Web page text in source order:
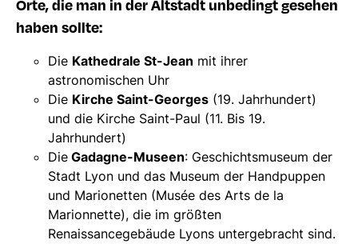
Orte, die man in der Altstadt unbedingt gesehen
haben sollte:
Die Kathedrale St-Jean mit ihrer
astronomischen Uhr
Die Kirche Saint-Georges (19. Jahrhundert)
und die Kirche Saint-Paul (11. Bis 19.
Jahrhundert)
Die Gadagne-Museen: Geschichtsmuseum der
Stadt Lyon und das Museum der Handpuppen
und Marionetten (Musée des Arts de la
Marionnette), die im größten
Renaissancegebäude Lyons untergebracht sind.